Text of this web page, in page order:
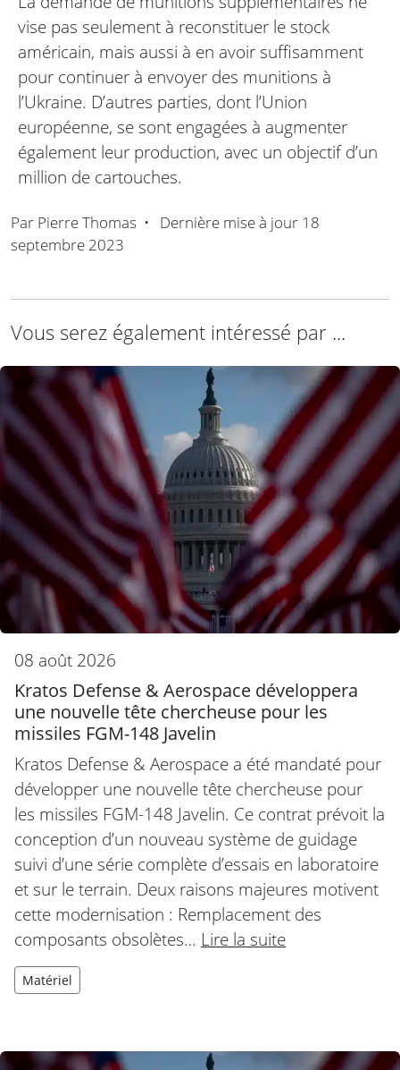
vise pas seulement à reconstituer le stock
américain, mais aussi à en avoir suffisamment
pour continuer à envoyer des munitions à
l’Ukraine. D’autres parties, dont l’Union
européenne, se sont engagées à augmenter
également leur production, avec un objectif d’un
million de cartouches.
Par Pierre Thomas • Dernière mise à jour 18
septembre 2023
Vous serez également intéressé par ...
08 août 2026
Kratos Defense & Aerospace développera
une nouvelle tête chercheuse pour les
missiles FGM-148 Javelin
Kratos Defense & Aerospace a été mandaté pour
développer une nouvelle tête chercheuse pour
les missiles FGM-148 Javelin. Ce contrat prévoit la
conception d’un nouveau système de guidage
suivi d’une série complète d’essais en laboratoire
et sur le terrain. Deux raisons majeures motivent
cette modernisation : Remplacement des
composants obsolètes… Lire la suite
Matériel